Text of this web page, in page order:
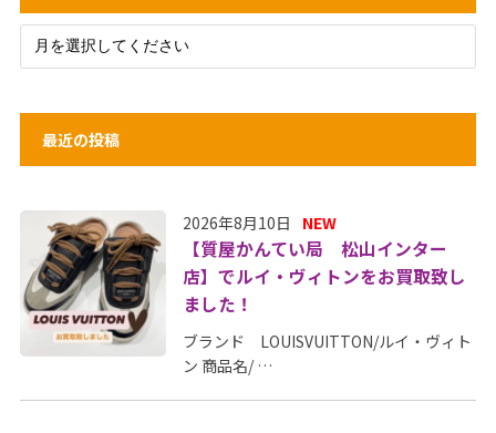
最近の投稿
2026年8月10日 NEW
【質屋かんてい局 松山インター
店】でルイ・ヴィトンをお買取致し
ました！
ブランド LOUISVUITTON/ルイ・ヴィト
ン 商品名/ …